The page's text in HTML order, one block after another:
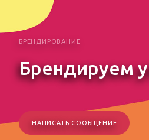
БРЕНДИРОВАНИЕ
Брендируем
НАПИСАТЬ СООБЩЕНИЕ